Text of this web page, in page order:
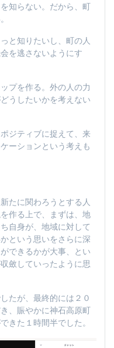
知らない。だから、町
と知りたいし、町の人
を逃さないようにす
プを作る。外の人の力
うしたいかを考えない
ジティブに捉えて、来
ーションという考えも
たに関わろうとする人
作る上で、まずは、地
自身が、地域に対して
という思いをさらに深
できるかが大事、とい
斂していったように思
たが、最終的には２０
、賑やかに神石高原町
きた１時間半でした。